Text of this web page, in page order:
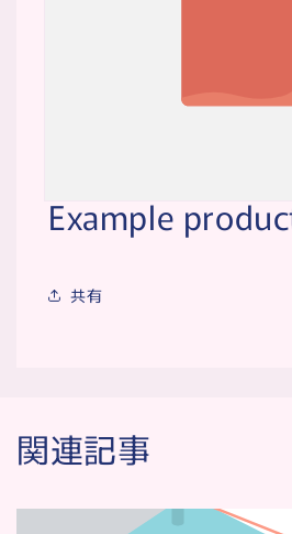
Example
共有
関連記事